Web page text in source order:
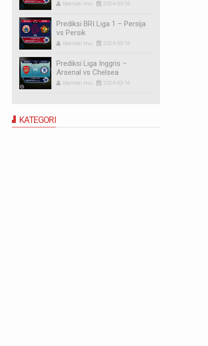
Idaman mu 2024-03-16
Prediksi BRI Liga 1 – Persija
vs Persik
Idaman mu 2024-03-16
Prediksi Liga Inggris –
Arsenal vs Chelsea
Idaman mu 2024-03-16
KATEGORI